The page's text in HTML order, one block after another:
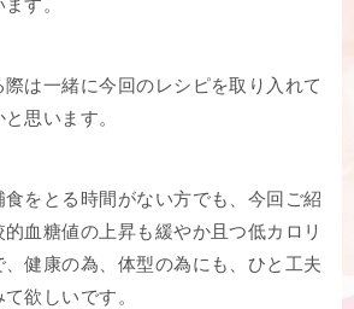
す。
は一緒に今回のレシピを取り入れて
思います。
食をとる時間がない方でも、今回ご紹
血糖値の上昇も緩やか且つ低カロリ
健康の為、体型の為にも、ひと工夫
欲しいです。